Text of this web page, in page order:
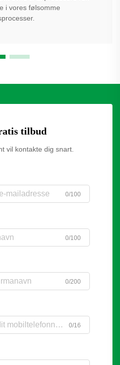
i vores følsomme
tilbud
vil kontakte dig snart.
0/100
0/100
0/200
0/16